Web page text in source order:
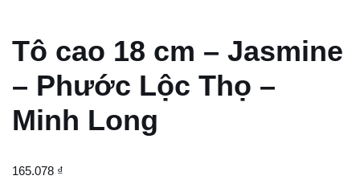
Tô cao 18 cm – Jasmine
– Phước Lộc Thọ –
Minh Long
165.078 ₫